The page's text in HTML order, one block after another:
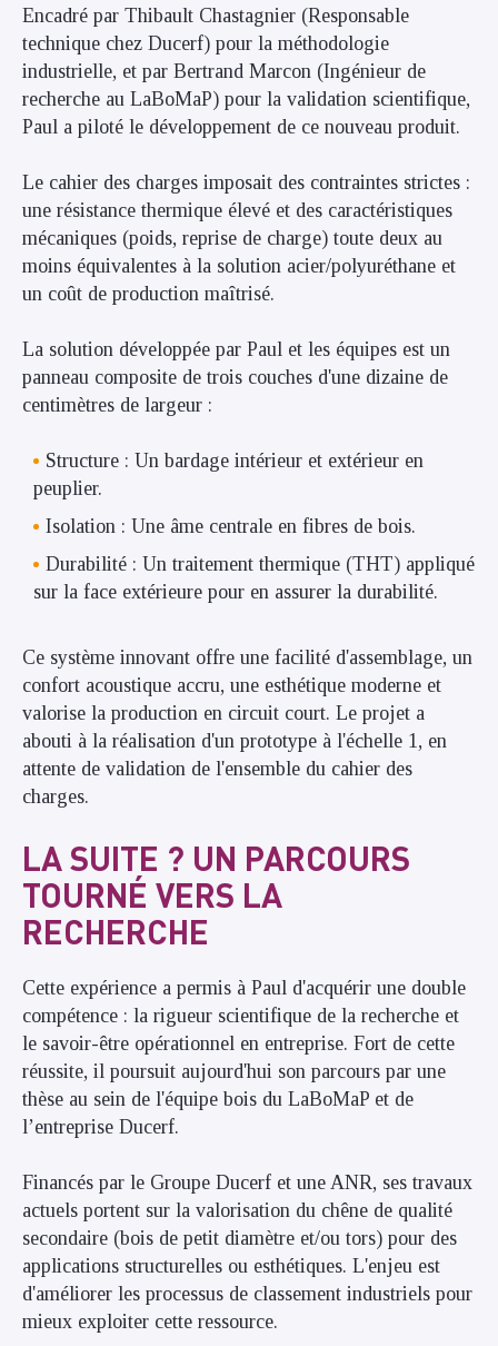
Encadré par Thibault Chastagnier (Responsable
technique chez Ducerf) pour la méthodologie
industrielle, et par Bertrand Marcon (Ingénieur de
recherche au LaBoMaP) pour la validation scientifique,
Paul a piloté le développement de ce nouveau produit.
Le cahier des charges imposait des contraintes strictes :
une résistance thermique élevé et des caractéristiques
mécaniques (poids, reprise de charge) toute deux au
moins équivalentes à la solution acier/polyuréthane et
un coût de production maîtrisé.
La solution développée par Paul et les équipes est un
panneau composite de trois couches d'une dizaine de
centimètres de largeur :
Structure : Un bardage intérieur et extérieur en
peuplier.
Isolation : Une âme centrale en fibres de bois.
Durabilité : Un traitement thermique (THT) appliqué
sur la face extérieure pour en assurer la durabilité.
Ce système innovant offre une facilité d'assemblage, un
confort acoustique accru, une esthétique moderne et
valorise la production en circuit court. Le projet a
abouti à la réalisation d'un prototype à l'échelle 1, en
attente de validation de l'ensemble du cahier des
charges.
LA SUITE ? UN PARCOURS
TOURNÉ VERS LA
RECHERCHE
Cette expérience a permis à Paul d'acquérir une double
compétence : la rigueur scientifique de la recherche et
le savoir-être opérationnel en entreprise. Fort de cette
réussite, il poursuit aujourd'hui son parcours par une
thèse au sein de l'équipe bois du LaBoMaP et de
l’entreprise Ducerf.
Financés par le Groupe Ducerf et une ANR, ses travaux
actuels portent sur la valorisation du chêne de qualité
secondaire (bois de petit diamètre et/ou tors) pour des
applications structurelles ou esthétiques. L'enjeu est
d'améliorer les processus de classement industriels pour
mieux exploiter cette ressource.